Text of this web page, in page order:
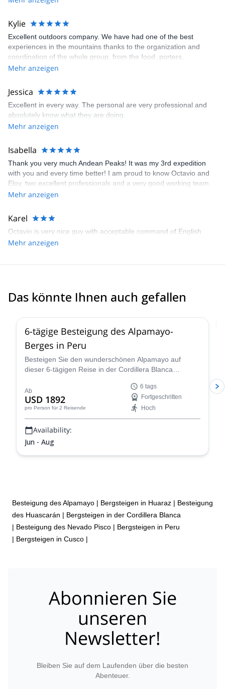
I can’t think of a better tour operator in Peru.
Kylie
Excellent outdoors company. We have had one of the best
experiences in the mountains thanks to the organization and
coordination of the whole group, from the food, porters,
installation of camps. I would definitely choose them again for any
Mehr anzeigen
Jessica
Excellent in every way. The personal are very professional and
absolutely know what they are doing.
Mehr anzeigen
Isabella
Thank you very much Andean Peaks! It was my 3rd expedition
with you and every time better! I am proud to know Octavio and
Eloy, two excellent professionals and a very good working team.
They even repaired the sole of my double boots and saved me
you next time and thank you very much!
Mehr anzeigen
Karel
Octavio is very nice guy with acceptable command of English
Mehr anzeigen
Das könnte Ihnen auch gefallen2.0
6-tägige Besteigung des Alpamayo-
Berges in Peru
Besteigen Sie den wunderschönen Alpamayo auf
dieser 6-tägigen Reise in der Cordillera Blanca
Bergführer, und erleben Sie ein fantastisches
Bergsteigerabenteuer!
Ab
USD 1892
pro Person für 2 Reisende
6 tags
Fortgeschritten
Hoch
Availability:
Jun - Aug
Besteigung des Alpamayo | Bergsteigen in Huaraz | Besteigung
des Huascarán | Bergsteigen in der Cordillera Blanca
| Besteigung des Nevado Pisco | Bergsteigen in Peru
| Bergsteigen in Cusco |
Abonnieren Sie
unseren
Newsletter!
Bleiben Sie auf dem Laufenden über die besten
Abenteuer.